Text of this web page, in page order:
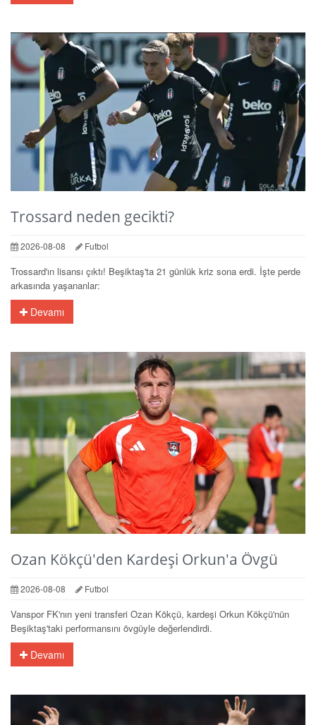
Trossard neden gecikti?
2026-08-08 Futbol
Trossard'ın lisansı çıktı! Beşiktaş'ta 21 günlük kriz sona erdi. İşte perde
arkasında yaşananlar:
Devamı
Ozan Kökçü'den Kardeşi Orkun'a Övgü
2026-08-08 Futbol
Vanspor FK'nın yeni transferi Ozan Kökçü, kardeşi Orkun Kökçü'nün
Beşiktaş'taki performansını övgüyle değerlendirdi.
Devamı